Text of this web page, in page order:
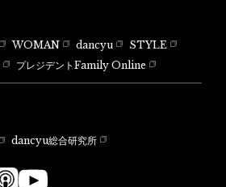
WOMAN dancyu
STYLE
プレジデントFamily Online
dancyu総合研究所